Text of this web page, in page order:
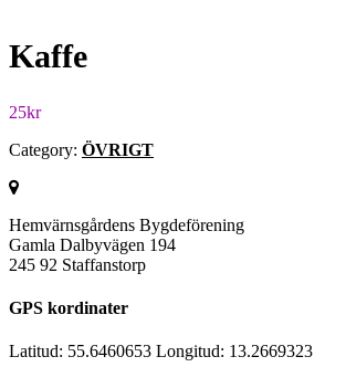
Kaffe
25kr
Category: ÖVRIGT
Hemvärnsgårdens Bygdeförening
Gamla Dalbyvägen 194
245 92 Staffanstorp
GPS kordinater
Latitud: 55.6460653 Longitud: 13.2669323